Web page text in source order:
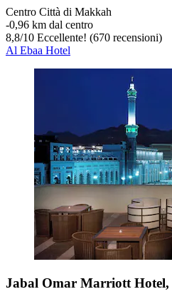
Centro Città di Makkah
‐0,96 km dal centro
8,8/10 Eccellente! (670 recensioni)
Al Ebaa Hotel
Jabal Omar Marriott